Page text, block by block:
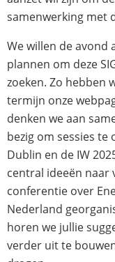
samenwerking met
We willen de avond
plannen om deze
zoeken. Zo hebben
termijn onze
denken we aan
bezig om sessies te
Dublin en de IW
central ideeën naar
conferentie over
Nederland
horen we jullie
verder uit te